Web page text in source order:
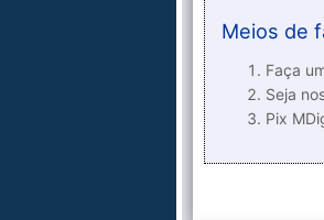
Meios de
Faça
Seja
Pix